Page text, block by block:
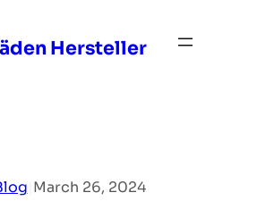
Hersteller
March 26, 2024